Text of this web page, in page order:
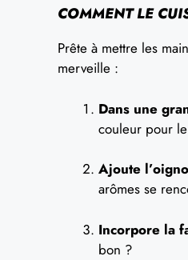
COMMENT LE
Prête à mettre les
merveille :
Dans une
couleur pour
Ajoute
arômes se
Incorpore la
bon ?